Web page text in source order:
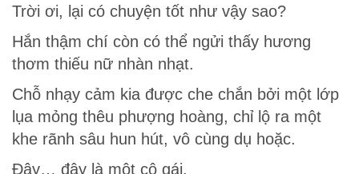
Trời ơi, lại có chuyện tốt như vậy sao?
Hắn thậm chí còn có thể ngửi thấy hương
thơm thiếu nữ nhàn nhạt.
Chỗ nhạy cảm kia được che chắn bởi một lớp
lụa mỏng thêu phượng hoàng, chỉ lộ ra một
khe rãnh sâu hun hút, vô cùng dụ hoặc.
Đây… đây là một cô gái.